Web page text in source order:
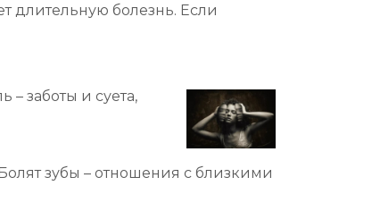
длительную болезнь. Если
– заботы и суета,
зубы – отношения с близкими